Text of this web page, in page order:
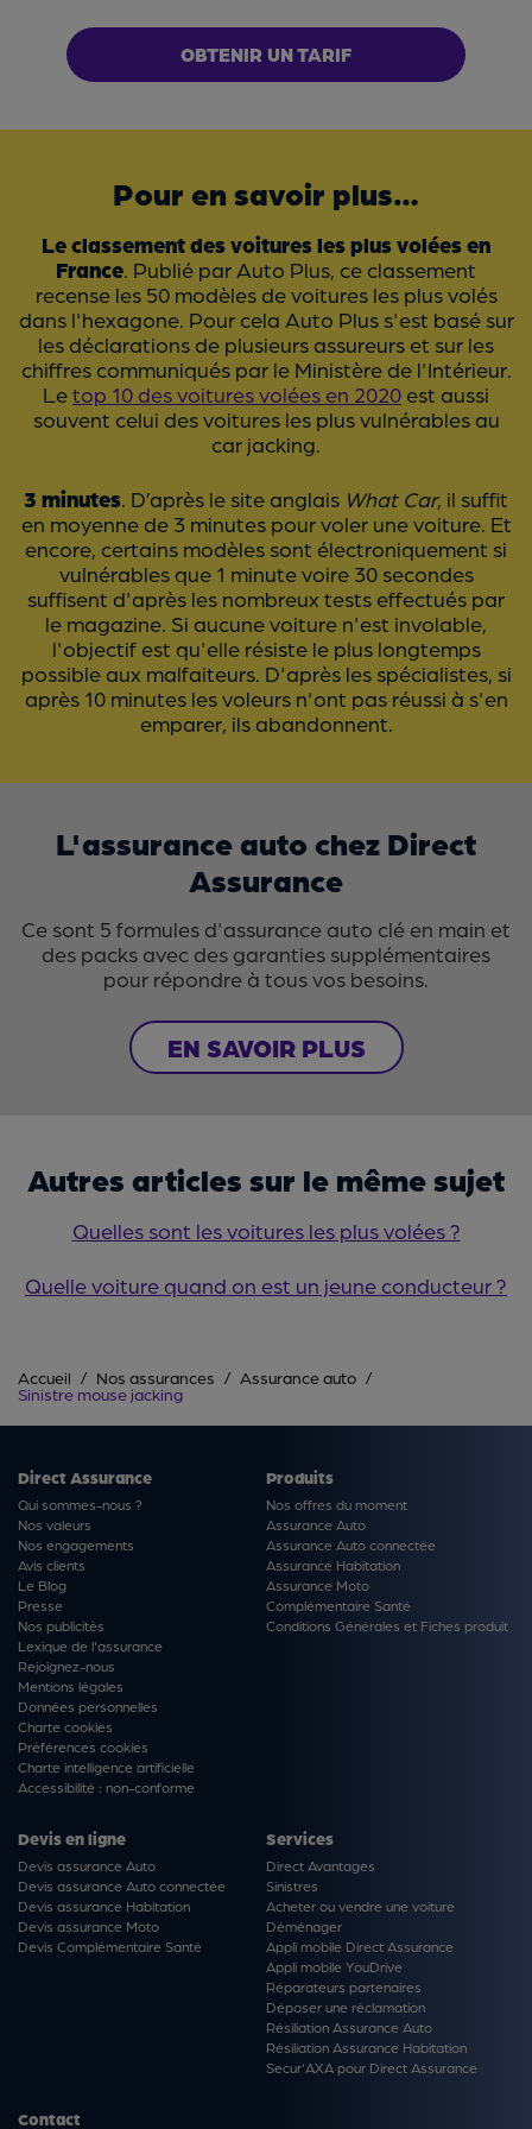
OBTENIR UN TARIF
Pour en savoir plus…
Le classement des voitures les plus volées en
France . Publié par Auto Plus, ce classement
recense les 50 modèles de voitures les plus volés
dans l'hexagone. Pour cela Auto Plus s'est basé sur
les déclarations de plusieurs assureurs et sur les
chiffres communiqués par le Ministère de l'Intérieur.
Letop 10 des voitures volées en 2020 est aussi
souvent celui des voitures les plus vulnérables au
car jacking.
3 minutes . D’après le site anglais What Car, il suffit
en moyenne de 3 minutes pour voler une voiture. Et
encore, certains modèles sont électroniquement si
vulnérables que 1 minute voire 30 secondes
suffisent d'après les nombreux tests effectués par
le magazine. Si aucune voiture n'est involable,
l'objectif est qu'elle résiste le plus longtemps
possible aux malfaiteurs. D'après les spécialistes, si
après 10 minutes les voleurs n'ont pas réussi à s'en
emparer, ils abandonnent.
L'assurance auto chez Direct
Assurance
Ce sont 5 formules d'assurance auto clé en main et
des packs avec des garanties supplémentaires
pour répondre à tous vos besoins.
EN SAVOIR PLUS
Autres articles sur le même sujet
Quelles sont les voitures les plus volées ?
Quelle voiture quand on est un jeune conducteur ?
Accueil Nos assurances
Assurance auto
Sinistre mouse jacking
Direct Assurance
Qui sommes-nous ?
Nos valeurs
Nos engagements
Avis clients
Le Blog
Presse
Nos publicités
Lexique de l'assurance
Rejoignez-nous
Mentions légales
Données personnelles
Charte cookies
Préférences cookies
Charte intelligence artificielle
Accessibilité : non-conforme
Produits
Nos offres du moment
Assurance Auto
Assurance Auto connectée
Assurance Habitation
Assurance Moto
Complémentaire Santé
Conditions Générales et Fiches produit
Devis en ligne
Devis assurance Auto
Devis assurance Auto connectée
Devis assurance Habitation
Devis assurance Moto
Devis Complémentaire Santé
Services
Direct Avantages
Sinistres
Acheter ou vendre une voiture
Déménager
Appli mobile Direct Assurance
Appli mobile YouDrive
Réparateurs partenaires
Déposer une réclamation
Résiliation Assurance Auto
Résiliation Assurance Habitation
Secur'AXA pour Direct Assurance
Contact